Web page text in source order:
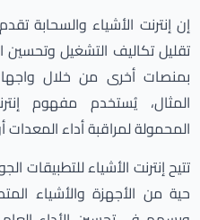
إن إنترنت الأشياء والسحابة
تقليل تكاليف التشغيل وتحسين
بمنصات أخرى من خلال
المثال، يُستخدم مفهوم
المحمولة لمراقبة أداء
تتيح إنترنت الأشياء للتطبيقات
حية من الأجهزة والأشياء